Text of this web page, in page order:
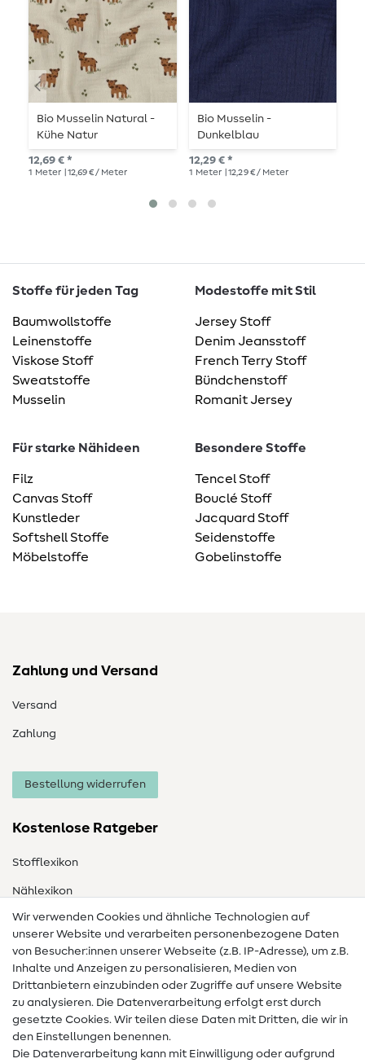
Bio Musselin Natural -
Kühe Natur
12,69 € *
1 Meter | 12,69 € / Meter
Bio Musselin -
Dunkelblau
12,29 € *
1 Meter | 12,29 € / Meter
Stoffe für jeden Tag
Baumwollstoffe
Leinenstoffe
Viskose Stoff
Sweatstoffe
Musselin
Modestoffe mit Stil
Jersey Stoff
Denim Jeansstoff
French Terry Stoff
Bündchenstoff
Romanit Jersey
Für starke Nähideen
Filz
Canvas Stoff
Kunstleder
Softshell Stoffe
Möbelstoffe
Besondere Stoffe
Tencel Stoff
Bouclé Stoff
Jacquard Stoff
Seidenstoffe
Gobelinstoffe
Zahlung und Versand
Versand
Zahlung
Bestellung widerrufen
Kostenlose Ratgeber
Stofflexikon
Nählexikon
Nähanleitungen
Hilfe & Kontakt
Kontakt
Infos zum Betreiberwechsel
Wir verwenden Cookies und ähnliche Technologien auf
unserer Website und verarbeiten personenbezogene Daten
von Besucher:innen unserer Webseite (z.B. IP-Adresse), um z.B.
Inhalte und Anzeigen zu personalisieren, Medien von
Drittanbietern einzubinden oder Zugriffe auf unsere Website
zu analysieren. Die Datenverarbeitung erfolgt erst durch
gesetzte Cookies. Wir teilen diese Daten mit Dritten, die wir in
den Einstellungen benennen.
Die Datenverarbeitung kann mit Einwilligung oder aufgrund